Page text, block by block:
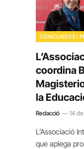
CONCURSOS I
coordina
la
Redacció 14
L’Associació
que aplega